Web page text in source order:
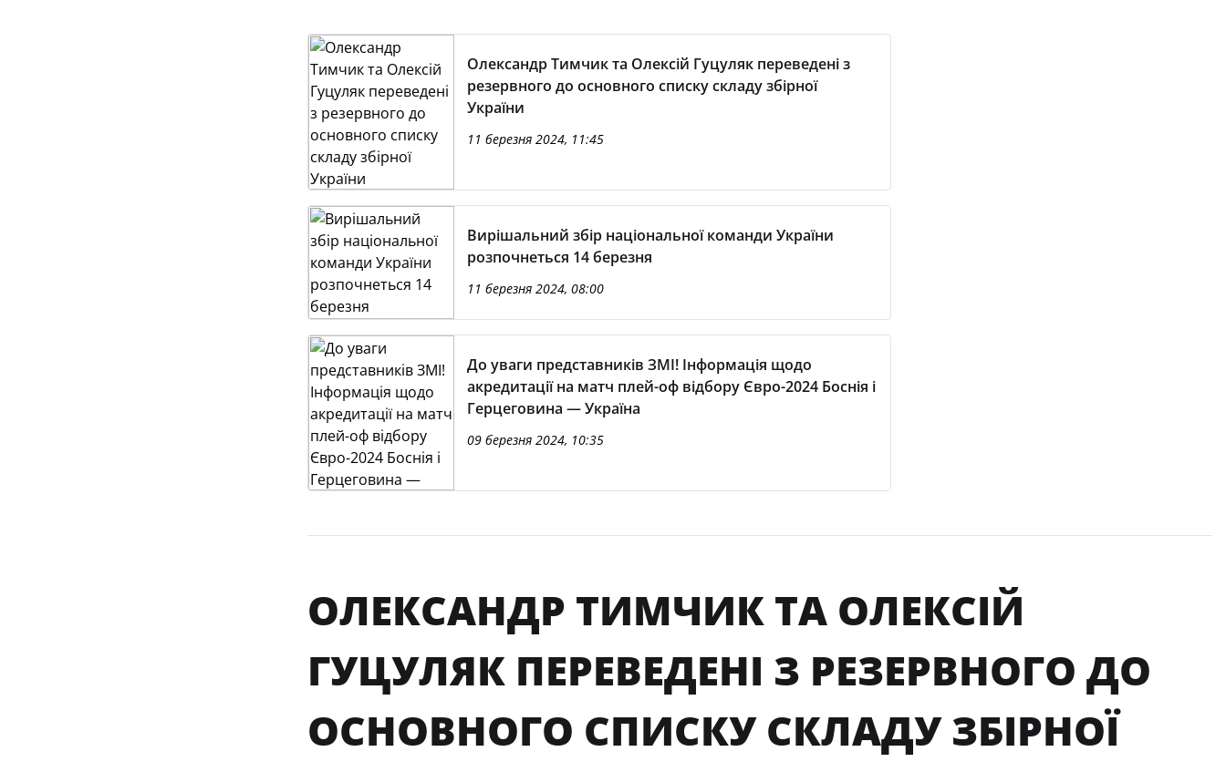
Олександр Тимчик та Олексій Гуцуляк переведені з
резервного до основного списку складу збірної
України
11 березня 2024, 11:45
Вирішальний збір національної команди України
розпочнеться 14 березня
11 березня 2024, 08:00
До уваги представників ЗМІ! Інформація щодо
акредитації на матч плей-оф відбору Євро-2024 Боснія і
Герцеговина — Україна
09 березня 2024, 10:35
ОЛЕКСАНДР ТИМЧИК ТА ОЛЕКСІЙ
ГУЦУЛЯК ПЕРЕВЕДЕНІ З РЕЗЕРВНОГО ДО
ОСНОВНОГО СПИСКУ СКЛАДУ ЗБІРНОЇ